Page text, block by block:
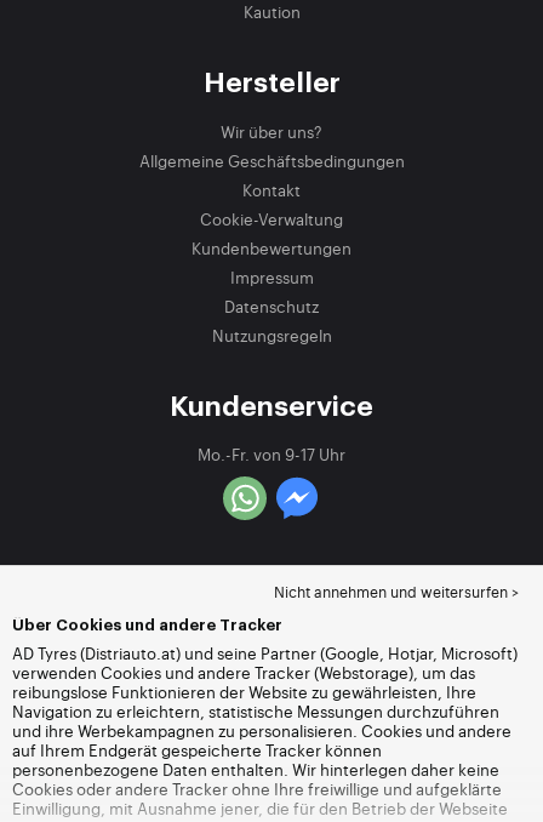
Kaution
Hersteller
Wir über uns?
Allgemeine Geschäftsbedingungen
Kontakt
Cookie-Verwaltung
Kundenbewertungen
Impressum
Datenschutz
Nutzungsregeln
Kundenservice
Mo.-Fr. von 9-17 Uhr
Nicht annehmen und weitersurfen >
Über Cookies und andere Tracker
AD Tyres (Distriauto.at) und seine Partner (Google, Hotjar, Microsoft)
verwenden Cookies und andere Tracker (Webstorage), um das
reibungslose Funktionieren der Website zu gewährleisten, Ihre
Navigation zu erleichtern, statistische Messungen durchzuführen
und ihre Werbekampagnen zu personalisieren. Cookies und andere
auf Ihrem Endgerät gespeicherte Tracker können
personenbezogene Daten enthalten. Wir hinterlegen daher keine
Cookies oder andere Tracker ohne Ihre freiwillige und aufgeklärte
Einwilligung, mit Ausnahme jener, die für den Betrieb der Webseite